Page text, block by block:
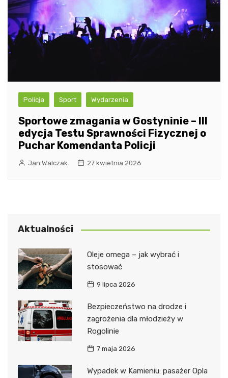
Policja Sport Wydarzenia
Sportowe zmagania w Gostyninie – III
edycja Testu Sprawności Fizycznej o
Puchar Komendanta Policji
Jan Walczak 27 kwietnia 2026
Aktualności
Oleje omega – jak wybrać i
stosować
9 lipca 2026
Bezpieczeństwo na drodze i
zagrożenia dla młodzieży w
Rogolinie
7 maja 2026
Wypadek w Kamieniu: pasażer Opla